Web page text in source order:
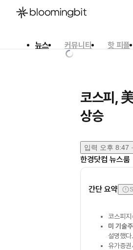
뉴스 커뮤니티 핫 피플
코스피,
상승
입력 오후 8:47
한경닷컴 뉴스룸
간단 요약
코스피
미 기술
설명했다.
유가증